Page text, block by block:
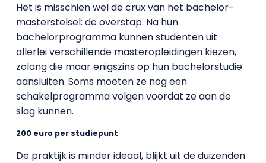
Het is misschien wel de crux van het bachelor-
masterstelsel: de overstap. Na hun
bachelorprogramma kunnen studenten uit
allerlei verschillende masteropleidingen kiezen,
zolang die maar enigszins op hun bachelorstudie
aansluiten. Soms moeten ze nog een
schakelprogramma volgen voordat ze aan de
slag kunnen.
200 euro per studiepunt
De praktijk is minder ideaal, blijkt uit de duizenden